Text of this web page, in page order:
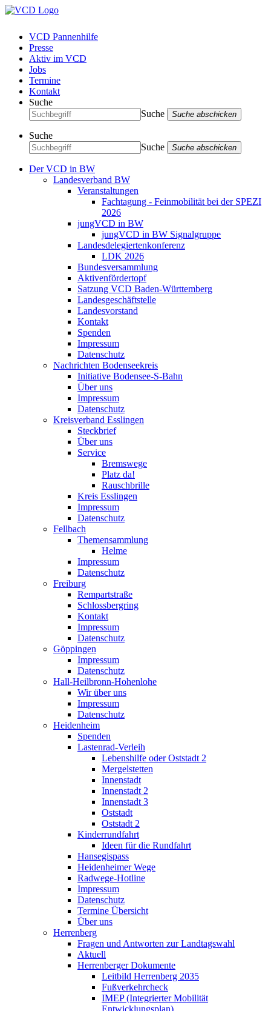
VCD Pannenhilfe
Presse
Aktiv im VCD
Jobs
Termine
Kontakt
Suche
Suche
Suche abschicken
Suche
Suche
Suche abschicken
Der VCD in BW
Landesverband BW
Veranstaltungen
Fachtagung - Feinmobilität bei der SPEZI
2026
jungVCD in BW
jungVCD in BW Signalgruppe
Landesdelegiertenkonferenz
LDK 2026
Bundesversammlung
Aktivenfördertopf
Satzung VCD Baden-Württemberg
Landesgeschäftstelle
Landesvorstand
Kontakt
Spenden
Impressum
Datenschutz
Nachrichten Bodenseekreis
Initiative Bodensee-S-Bahn
Über uns
Impressum
Datenschutz
Kreisverband Esslingen
Steckbrief
Über uns
Service
Bremswege
Platz da!
Rauschbrille
Kreis Esslingen
Impressum
Datenschutz
Fellbach
Themensammlung
Helme
Impressum
Datenschutz
Freiburg
Rempartstraße
Schlossbergring
Kontakt
Impressum
Datenschutz
Göppingen
Impressum
Datenschutz
Hall-Heilbronn-Hohenlohe
Wir über uns
Impressum
Datenschutz
Heidenheim
Spenden
Lastenrad-Verleih
Lebenshilfe oder Oststadt 2
Mergelstetten
Innenstadt
Innenstadt 2
Innenstadt 3
Oststadt
Oststadt 2
Kinderrundfahrt
Ideen für die Rundfahrt
Hansegispass
Heidenheimer Wege
Radwege-Hotline
Impressum
Datenschutz
Termine Übersicht
Über uns
Herrenberg
Fragen und Antworten zur Landtagswahl
Aktuell
Herrenberger Dokumente
Leitbild Herrenberg 2035
Fußverkehrcheck
IMEP (Integrierter Mobilität
Entwicklungsplan)